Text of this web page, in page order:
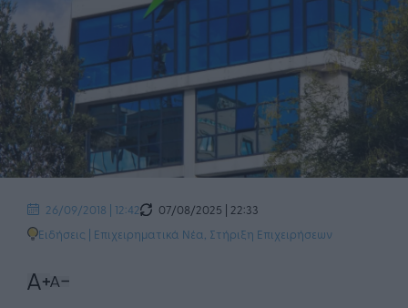
26/09/2018 | 12:42
07/08/2025 | 22:33
Ειδήσεις | Επιχειρηματικά Νέα Στήριξη Επιχειρήσεων